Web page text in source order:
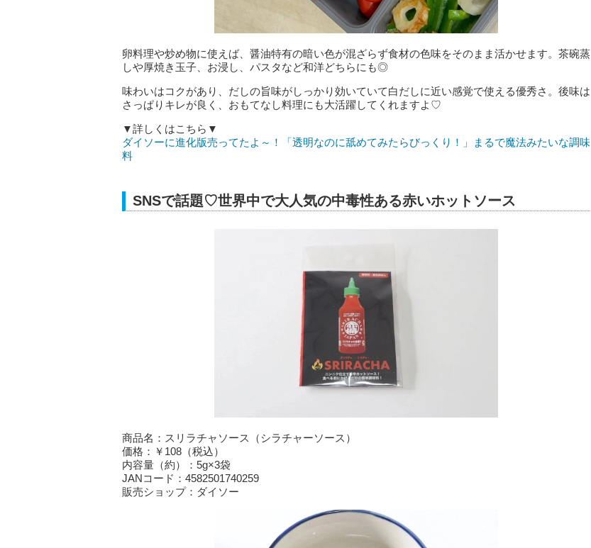
卵料理や炒め物に使えば、醤油特有の暗い色が混ざらず食材の色味をそのまま活かせます。茶碗蒸
しや厚焼き玉子、お浸し、パスタなど和洋どちらにも◎
味わいはコクがあり、だしの旨味がしっかり効いていて白だしに近い感覚で使える優秀さ。後味は
さっぱりキレが良く、おもてなし料理にも大活躍してくれますよ♡
▼詳しくはこちら▼
ダイソーに進化版売ってたよ～！「透明なのに舐めてみたらびっくり！」まるで魔法みたいな調味
料
SNSで話題♡世界中で大人気の中毒性ある赤いホットソース
商品名：スリラチャソース（シラチャーソース）
価格：￥108（税込）
内容量（約）：5g×3袋
JANコード：4582501740259
販売ショップ：ダイソー